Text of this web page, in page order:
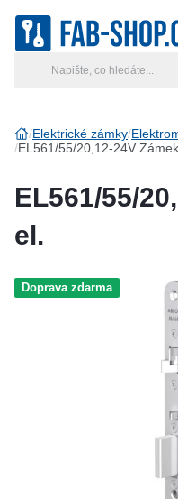
Hlavní kategorie
Klíčové systémy
Katalog
Elektrické zámky
EL561/55/20,12-24V
EL561/55/
el.
Doprava zdarma